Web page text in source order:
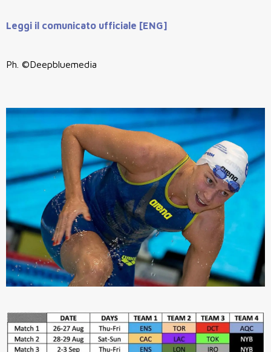
Leggi il comunicato ufficiale [ENG]
Ph. ©Deepbluemedia